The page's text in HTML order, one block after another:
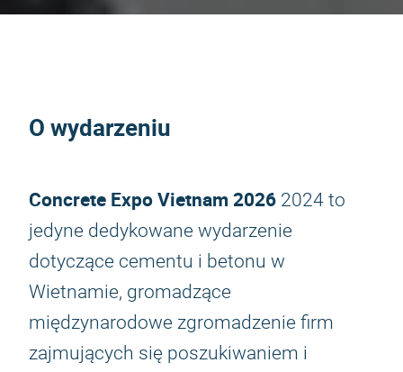
O wydarzeniu
Concrete Expo Vietnam 2026 2024 to
jedyne dedykowane wydarzenie
dotyczące cementu i betonu w
Wietnamie, gromadzące
międzynarodowe zgromadzenie firm
zajmujących się poszukiwaniem i